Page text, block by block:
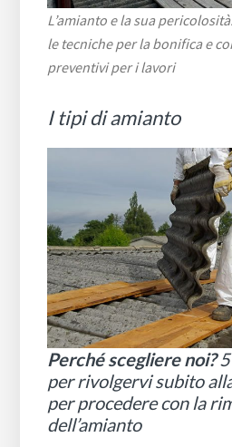
L’amianto e la sua
le tecniche per la bonifica e
preventivi per i lavori
I tipi di amianto
Perché scegliere noi?5
per rivolgervi subito
per procedere con la
dell’amianto